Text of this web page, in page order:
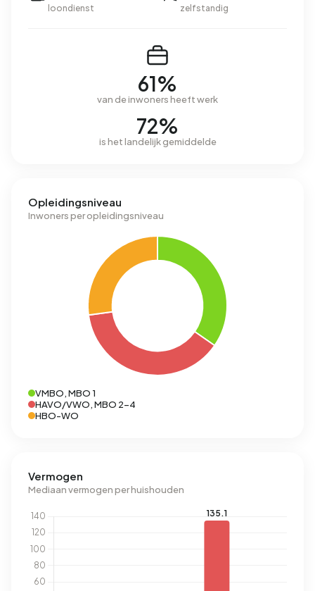
loondienst
zelfstandig
61%
van de inwoners heeft werk
72%
is het landelijk gemiddelde
Opleidingsniveau
Inwoners per opleidingsniveau
VMBO, MBO 1
HAVO/VWO, MBO 2-4
HBO-WO
Vermogen
Mediaan vermogen per huishouden